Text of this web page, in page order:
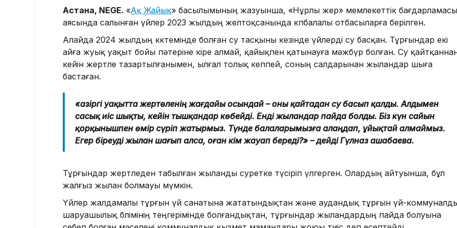
Астана, NEGE. «Ақ Жайық» басылымының жазуынша, «Нұрлы жер» мемлекеттік бағдарламасы
аясында салынған үйлер 2023 жылдың желтоқсанында көпбалалы отбасыларға берілген.
Алайда 2024 жылдың көктемінде болған су тасқыны кезінде үйлерді су басқан. Тұрғындар екі
айға жуық уақыт бойы пәтеріне кіре алмай, қайықпен қатынауға мәжбүр болған. Су
кейін жертөле тазартылғанымен, ылғал толық кеппей, соның салдарынан жыландар шыға
бастаған.
«Қазіргі уақытта жертөленің жағдайы осындай – оны қайтадан су басып қалды. Алдымен
сасық иіс шықты, кейін тышқандар көбейді. Енді жыландар пайда болды. Біз күн сайын
қорқынышпен өмір сүріп жатырмыз. Түнде балаларымызға алаңдап, ұйықтай алмаймыз.
Егер біреуді жылан шағып алса, оған кім жауап береді?» – дейді Гүлназ Қашабаева.
Тұрғындар жертөледен табылған жыланды суретке түсіріп үлгерген. Олардың айтуынша, бұл
жалғыз жылан болмауы мүмкін.
Үйлер жалдамалы тұрғын үй санатына жататындықтан және аудандық тұрғын үй-
шаруашылық бөлімінің теңгерімінде болғандықтан, тұрғындар жыландардың пайда болуына